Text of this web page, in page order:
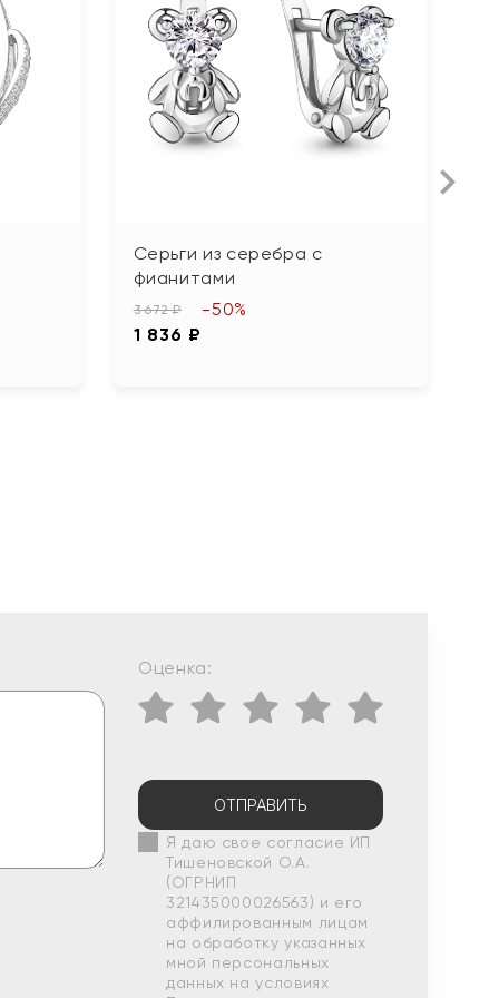
Серьги из серебра с
фианитами
3 672 ₽
1 836 ₽
-50%
Оценка:
ОТПРАВИТЬ
Я даю свое согласие ИП
Тишеновской О.А.
(ОГРНИП
321435000026563) и его
аффилированным лицам
на обработку указанных
мной персональных
данных на условиях